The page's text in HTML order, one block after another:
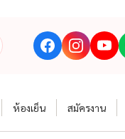
ห้องเย็น สมัครงาน